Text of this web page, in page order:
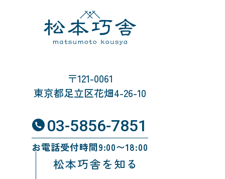
〒121-0061
東京都足立区花畑4-26-10
03-5856-7851
お電話受付時間9:00〜18:00
松本巧舎を知る